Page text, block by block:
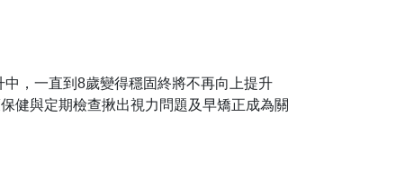
，一直到8歲變得穩固終將不再向上提升
健與定期檢查揪出視力問題及早矯正成為關